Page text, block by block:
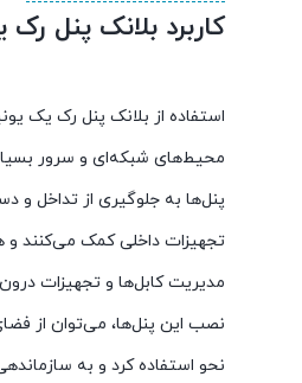
کاربرد بلانک پنل
استفاده از بلانک پنل رک یک
محیط‌های شبکه‌ای و سرور
پنل‌ها به جلوگیری از تداخل و
تجهیزات داخلی کمک می‌کنند و
مدیریت کابل‌ها و تجهیزات
نصب این پنل‌ها، می‌توان از
نحو استفاده کرد و به